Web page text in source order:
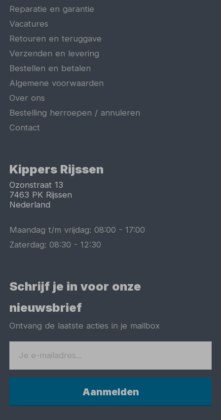
Reparatie en garantie
Vacatures
Retouren en teruggave
Verzenden en levering
Bestellen en betalen
Algemene voorwaarden
Over ons
Bestelling herroepen / annuleren
Contact
Kippers Rijssen
Ozonstraat 13
7463 PK Rijssen
Nederland
Maandag t/m vrijdag:08:00 -17:00
Zaterdag:08:30 -12:30
Schrijf je in voor onze
nieuwsbrief
Ontvang de laatste acties in je mailbox
Aanmelden